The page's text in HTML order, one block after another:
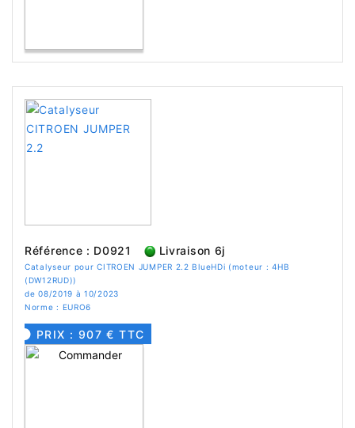
Référence : D0921 Livraison 6j
Catalyseur pour CITROEN JUMPER 2.2 BlueHDi (moteur : 4HB
(DW12RUD))
de 08/2019 à 10/2023
Norme : EURO6
PRIX : 907 € TTC